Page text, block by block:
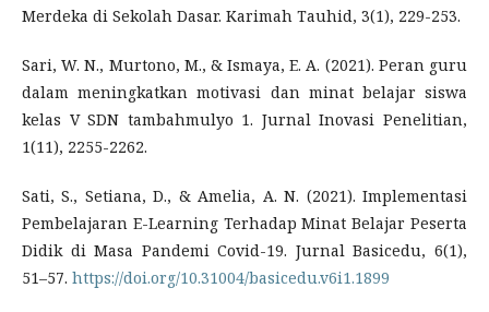
Merdeka di Sekolah Dasar. Karimah Tauhid, 3(1), 229-253.
Sari, W. N., Murtono, M., & Ismaya, E. A. (2021). Peran guru
dalam meningkatkan motivasi dan minat belajar siswa
kelas V SDN tambahmulyo 1. Jurnal Inovasi Penelitian,
1(11), 2255-2262.
Sati, S., Setiana, D., & Amelia, A. N. (2021). Implementasi
Pembelajaran E-Learning Terhadap Minat Belajar Peserta
Didik di Masa Pandemi Covid-19. Jurnal Basicedu, 6(1),
51–57. https://doi.org/10.31004/basicedu.v6i1.1899